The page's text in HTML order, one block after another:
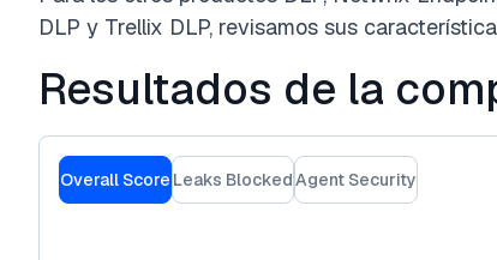
DLP y Trellix DLP, revisamos sus
Resultados de la
Overall Score Leaks BlockedAgent Security